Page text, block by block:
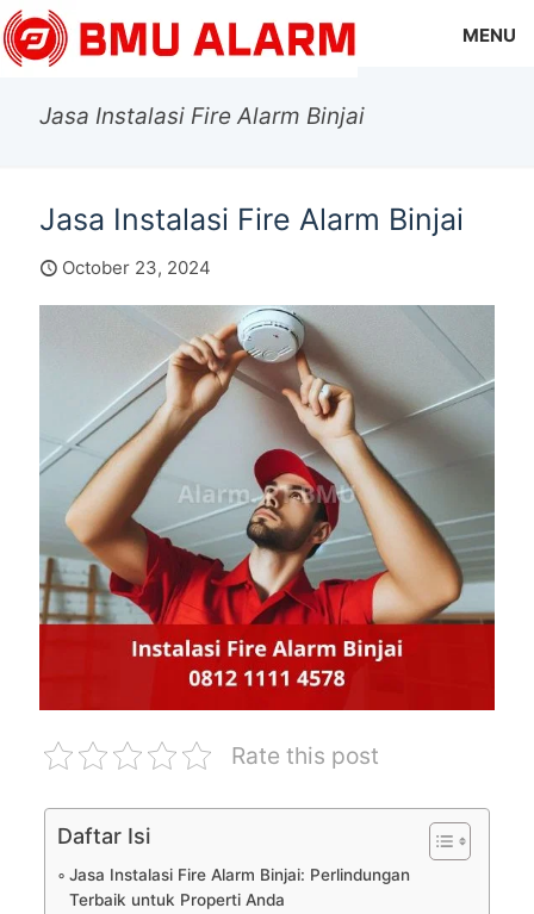
MENU
Jasa Instalasi Fire Alarm Binjai
Jasa Instalasi Fire Alarm Binjai
October 23, 2024
Rate this post
Daftar Isi
Jasa Instalasi Fire Alarm Binjai: Perlindungan
Terbaik untuk Properti Anda